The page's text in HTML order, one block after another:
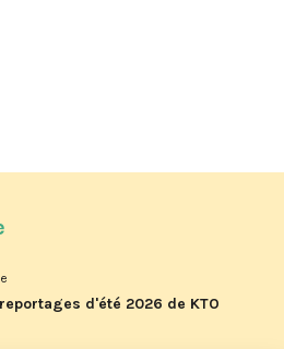
d'été 2026 de KTO